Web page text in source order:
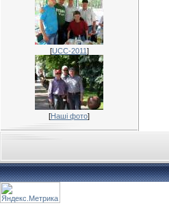
[UCC-2011]
[Наші фото]